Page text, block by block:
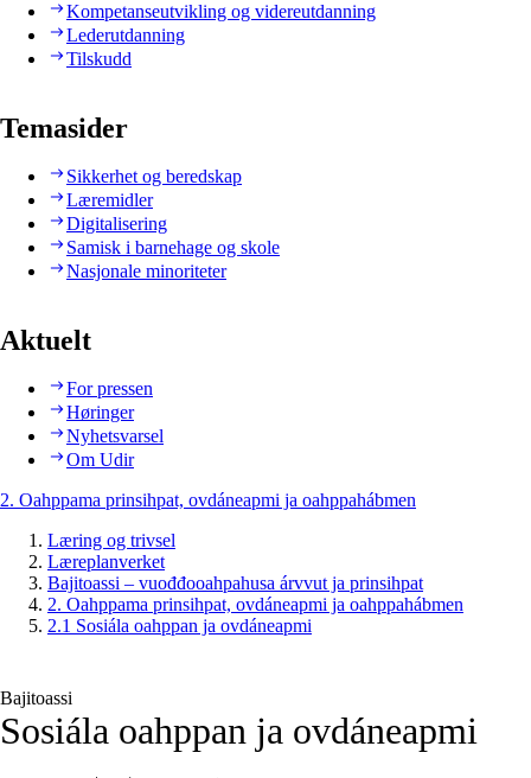
Kompetanseutvikling og videreutdanning
Lederutdanning
Tilskudd
Temasider
Sikkerhet og beredskap
Læremidler
Digitalisering
Samisk i barnehage og skole
Nasjonale minoriteter
Aktuelt
For pressen
Høringer
Nyhetsvarsel
Om Udir
2. Oahppama prinsihpat, ovdáneapmi ja oahppahábmen
Læring og trivsel
Læreplanverket
Bajitoassi – vuođđooahpahusa árvvut ja prinsihpat
2. Oahppama prinsihpat, ovdáneapmi ja oahppahábmen
2.1 Sosiála oahppan ja ovdáneapmi
Bajitoassi
Sosiála oahppan ja ovdáneapmi